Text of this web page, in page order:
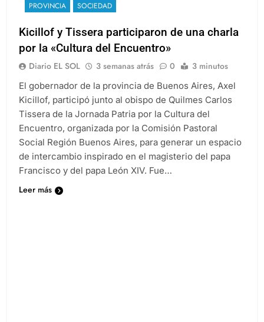
PROVINCIA SOCIEDAD
Kicillof y Tissera participaron de una charla
por la «Cultura del Encuentro»
Diario EL SOL 3 semanas atrás 0 3 minutos
El gobernador de la provincia de Buenos Aires, Axel
Kicillof, participó junto al obispo de Quilmes Carlos
Tissera de la Jornada Patria por la Cultura del
Encuentro, organizada por la Comisión Pastoral
Social Región Buenos Aires, para generar un espacio
de intercambio inspirado en el magisterio del papa
Francisco y del papa León XIV. Fue…
Leer más